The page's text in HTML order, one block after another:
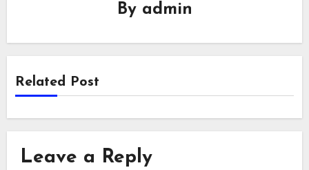
By admin
Related Post
Leave a Reply